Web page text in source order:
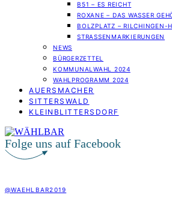
B51 – ES REICHT
ROXANE – DAS WASSER
BOLZPLATZ – RILCHINGEN-
STRASSENMARKIERUNGEN
NEWS
BÜRGERZETTEL
KOMMUNALWAHL 2024
WAHLPROGRAMM 2024
AUERSMACHER
SITTERSWALD
KLEINBLITTERSDORF
Folge uns auf Facebook
@WAEHLBAR2019